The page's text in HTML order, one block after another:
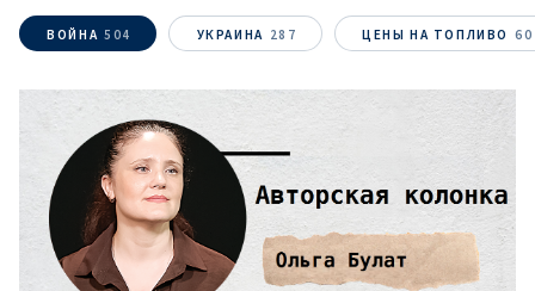
ВОЙНА 504 УКРАИНА 287 ЦЕНЫ НА ТОПЛИВО 60